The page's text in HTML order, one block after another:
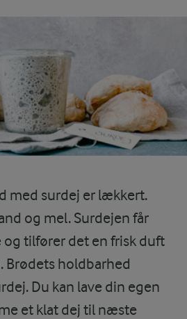
med surdej er lækkert.
og mel. Surdejen får
tilfører det en frisk duft
Brødets holdbarhed
Du kan lave din egen
et klat dej til næste